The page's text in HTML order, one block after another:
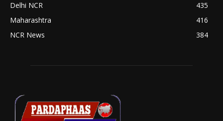
Delhi NCR
435
Maharashtra
416
NCR News
384